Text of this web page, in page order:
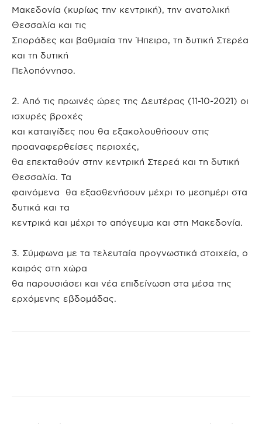
Μακεδονία (κυρίως την κεντρική), την ανατολική
Θεσσαλία και τις
Σποράδες και βαθμιαία την Ήπειρο, τη δυτική Στερέα
και τη δυτική
Πελοπόννησο.
2. Από τις πρωινές ώρες της Δευτέρας (11-10-2021) οι
ισχυρές βροχές
και καταιγίδες που θα εξακολουθήσουν στις
προαναφερθείσες περιοχές,
θα επεκταθούν στην κεντρική Στερεά και τη δυτική
Θεσσαλία. Τα
φαινόμενα θα εξασθενήσουν μέχρι το μεσημέρι στα
δυτικά και τα
κεντρικά και μέχρι το απόγευμα και στη Μακεδονία.
3. Σύμφωνα με τα τελευταία προγνωστικά στοιχεία, ο
καιρός στη χώρα
θα παρουσιάσει και νέα επιδείνωση στα μέσα της
ερχόμενης εβδομάδας.